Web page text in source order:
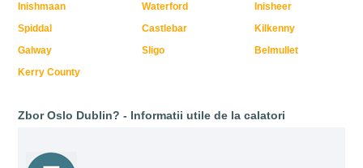
Inishmaan
Waterford
Inisheer
Spiddal
Castlebar
Kilkenny
Galway
Sligo
Belmullet
Kerry County
Zbor Oslo Dublin? - Informatii utile de la calatori